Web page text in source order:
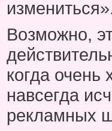
Возможно,
когда
навсегда
рекламных